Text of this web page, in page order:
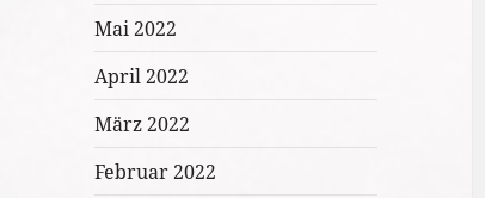
Mai 2022
April 2022
März 2022
Februar 2022